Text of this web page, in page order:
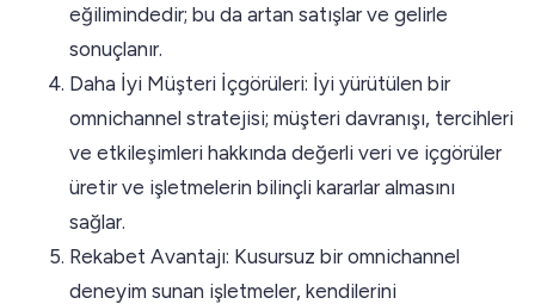
eğilimindedir; bu da artan satışlar ve gelirle
sonuçlanır.
Daha İyi Müşteri İçgörüleri: İyi yürütülen bir
omnichannel stratejisi; müşteri davranışı, tercihleri
ve etkileşimleri hakkında değerli veri ve içgörüler
üretir ve işletmelerin bilinçli kararlar almasını
sağlar.
Rekabet Avantajı: Kusursuz bir omnichannel
deneyim sunan işletmeler, kendilerini